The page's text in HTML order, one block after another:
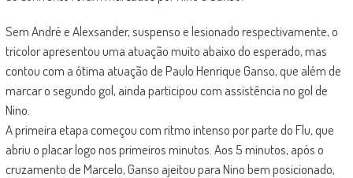
Sem André e Alexsander, suspenso e lesionado respectivamente, o
tricolor apresentou uma atuação muito abaixo do esperado, mas
contou com a ótima atuação de Paulo Henrique Ganso, que além de
marcar o segundo gol, ainda participou com assistência no gol de
Nino.
A primeira etapa começou com ritmo intenso por parte do Flu, que
abriu o placar logo nos primeiros minutos. Aos 5 minutos, após o
cruzamento de Marcelo, Ganso ajeitou para Nino bem posicionado,